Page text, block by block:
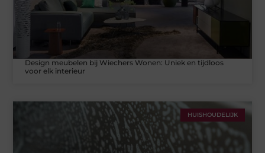
Design meubelen bij Wiechers Wonen: Uniek en tijdloos
voor elk interieur
HUISHOUDELIJK